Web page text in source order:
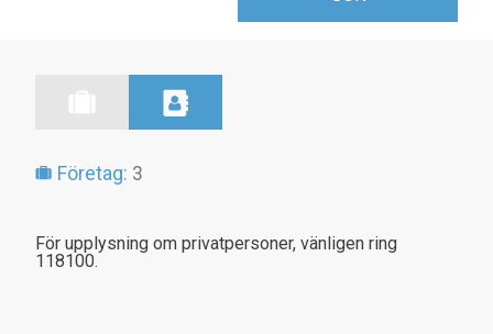
Företag: 3
För upplysning om privatpersoner, vänligen ring
118100.